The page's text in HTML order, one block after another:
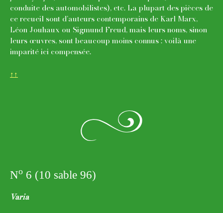
conduite des automobilistes), etc. La plupart des pièces de
ce recueil sont d’auteurs contemporains de Karl Marx,
Léon Jouhaux ou Sigmund Freud, mais leurs noms, sinon
leurs œuvres, sont beaucoup moins connus : voilà une
imparité ici compensée.
↑↑
z
No 6 (10 sable 96)
Varia